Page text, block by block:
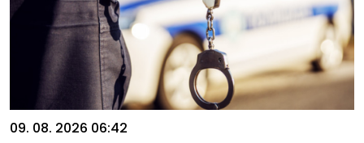
09. 08. 2026 06:42